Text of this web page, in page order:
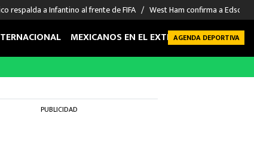
respalda a Infantino al frente de FIFA West Ham confirma a Edson
MEXICANOS EN EL EXTRANJERO FUTBOL
AGENDA DEPORTIVA
PUBLICIDAD